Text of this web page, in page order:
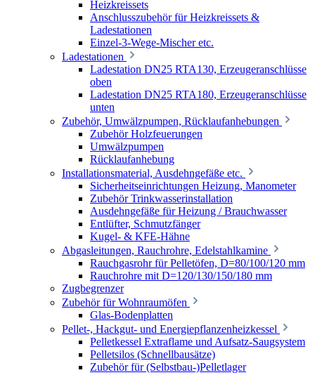
Heizkreissets
Anschlusszubehör für Heizkreissets &
Ladestationen
Einzel-3-Wege-Mischer etc.
Ladestationen
Ladestation DN25 RTA130, Erzeugeranschlüsse
oben
Ladestation DN25 RTA180, Erzeugeranschlüsse
unten
Zubehör, Umwälzpumpen, Rücklaufanhebungen
Zubehör Holzfeuerungen
Umwälzpumpen
Rücklaufanhebung
Installationsmaterial, Ausdehngefäße etc.
Sicherheitseinrichtungen Heizung, Manometer
Zubehör Trinkwasserinstallation
Ausdehngefäße für Heizung / Brauchwasser
Entlüfter, Schmutzfänger
Kugel- & KFE-Hähne
Abgasleitungen, Rauchrohre, Edelstahlkamine
Rauchgasrohr für Pelletöfen, D=80/100/120 mm
Rauchrohre mit D=120/130/150/180 mm
Zugbegrenzer
Zubehör für Wohnraumöfen
Glas-Bodenplatten
Pellet-, Hackgut- und Energiepflanzenheizkessel
Pelletkessel Extraflame und Aufsatz-Saugsystem
Pelletsilos (Schnellbausätze)
Zubehör für (Selbstbau-)Pelletlager